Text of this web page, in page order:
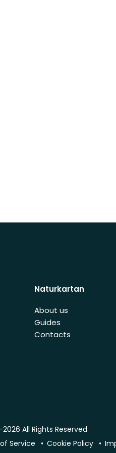
Naturkartan
About us
Guides
Contacts
All Rights Reserved
Service Cookie Policy